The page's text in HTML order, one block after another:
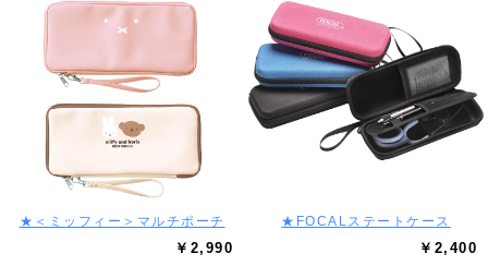
★＜ミッフィー＞マルチポーチ
￥2,990
★FOCALステートケース
￥2,400